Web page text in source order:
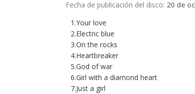
Fecha de publicación del disco: 20 de
1.Your love
2.Electric blue
3.On the rocks
4.Heartbreaker
5.God of war
6.Girl with a diamond heart
7.Just a girl